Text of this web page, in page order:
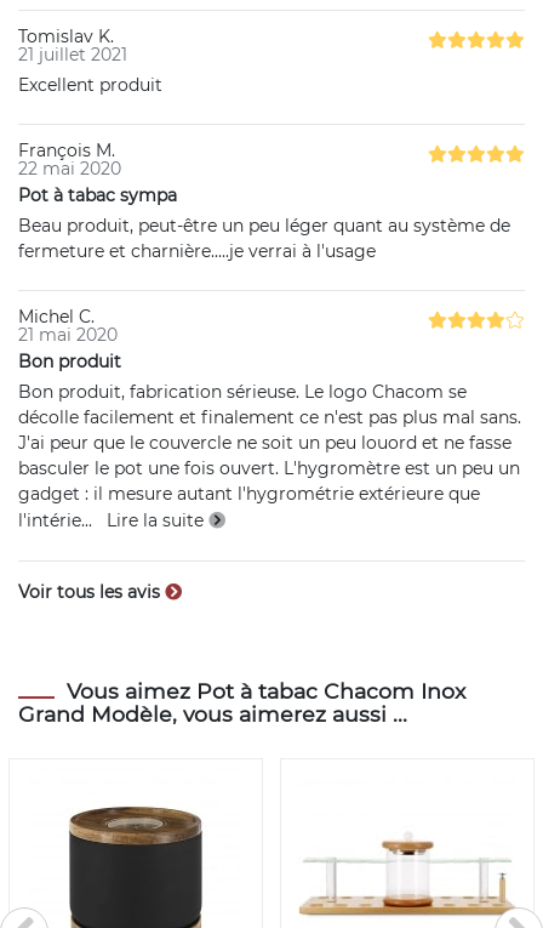
Tomislav K.
21 juillet 2021
Excellent produit
François M.
22 mai 2020
Pot à tabac sympa
Beau produit, peut-être un peu léger quant au système de
fermeture et charnière.....je verrai à l'usage
Michel C.
21 mai 2020
Bon produit
Bon produit, fabrication sérieuse. Le logo Chacom se
décolle facilement et finalement ce n'est pas plus mal sans.
J'ai peur que le couvercle ne soit un peu louord et ne fasse
basculer le pot une fois ouvert. L'hygromètre est un peu un
gadget : il mesure autant l'hygrométrie extérieure que
l'intérie... Lire la suite
Voir tous les avis
Vous aimez Pot à tabac Chacom Inox
Grand Modèle, vous aimerez aussi ...